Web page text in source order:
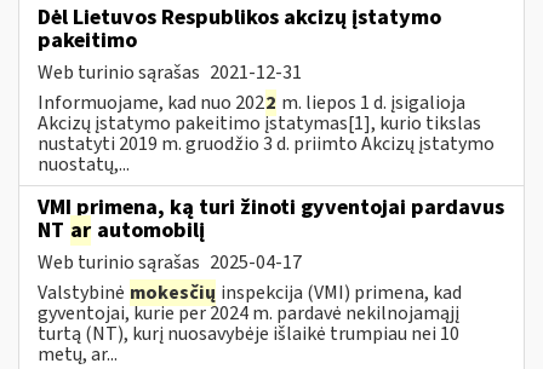
Dėl Lietuvos Respublikos akcizų įstatymo
pakeitimo
Web turinio sąrašas 2021-12-31
Informuojame, kad nuo 2022 m. liepos 1 d. įsigalioja
Akcizų įstatymo pakeitimo įstatymas[1], kurio tikslas
nustatyti 2019 m. gruodžio 3 d. priimto Akcizų įstatymo
nuostatų,...
VMI primena, ką turi žinoti gyventojai pardavus
NT ar automobilį
Web turinio sąrašas 2025-04-17
Valstybinė mokesčių inspekcija (VMI) primena, kad
gyventojai, kurie per 2024 m. pardavė nekilnojamąjį
turtą (NT), kurį nuosavybėje išlaikė trumpiau nei 10
metų, ar...